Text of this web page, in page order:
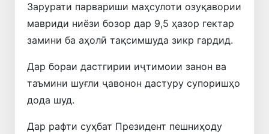
Зарурати парвариши маҳсулоти озуқавории
мавриди ниёзи бозор дар 9,5 ҳазор гектар
замини ба аҳолӣ тақсимшуда зикр гардид.
Дар бораи дастгирии иҷтимоии занон ва
таъмини шуғли ҷавонон дастуру супоришҳо
дода шуд.
Дар рафти суҳбат Президент пешниҳоду